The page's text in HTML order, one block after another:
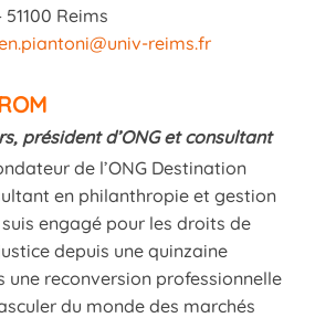
Reims
reims.fr
président d’ONG et consultant
de l’ONG Destination
en philanthropie et gestion
engagé pour les droits de
depuis une quinzaine
une reconversion professionnelle
du monde des marchés